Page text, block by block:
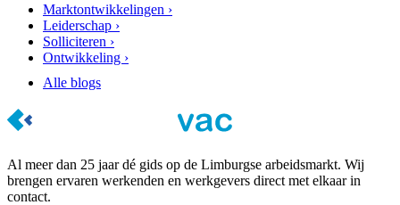
Marktontwikkelingen ›
Leiderschap ›
Solliciteren ›
Ontwikkeling ›
Alle blogs
Al meer dan 25 jaar dé gids op de Limburgse arbeidsmarkt. Wij
brengen ervaren werkenden en werkgevers direct met elkaar in
contact.